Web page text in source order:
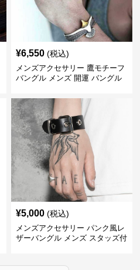
¥6,550 (税込)
メンズアクセサリー 鷹モチーフ
バングル メンズ 開運 バングル
¥5,000 (税込)
メンズアクセサリー パンク風レ
ザーバングル メンズ スタッズ付